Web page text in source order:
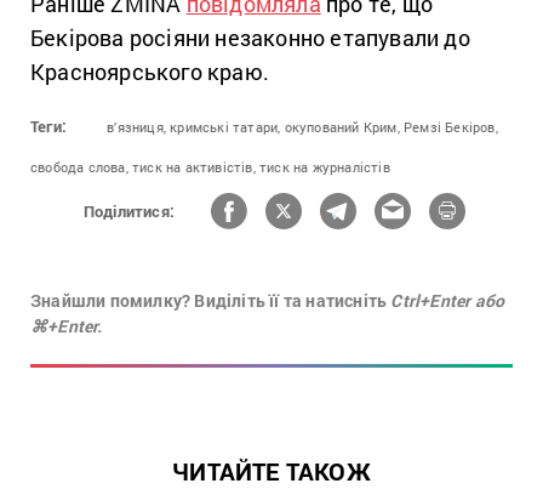
Бекірова росіяни незаконно етапували до
Красноярського краю.
Теги: в’язниця, кримські татари, окупований Крим, Ремзі Бекіров,
свобода слова, тиск на активістів, тиск на журналістів
Поділитися:
Знайшли помилку? Виділіть її та натисніть Ctrl+Enter або
⌘+Enter.
ЧИТАЙТЕ ТАКОЖ